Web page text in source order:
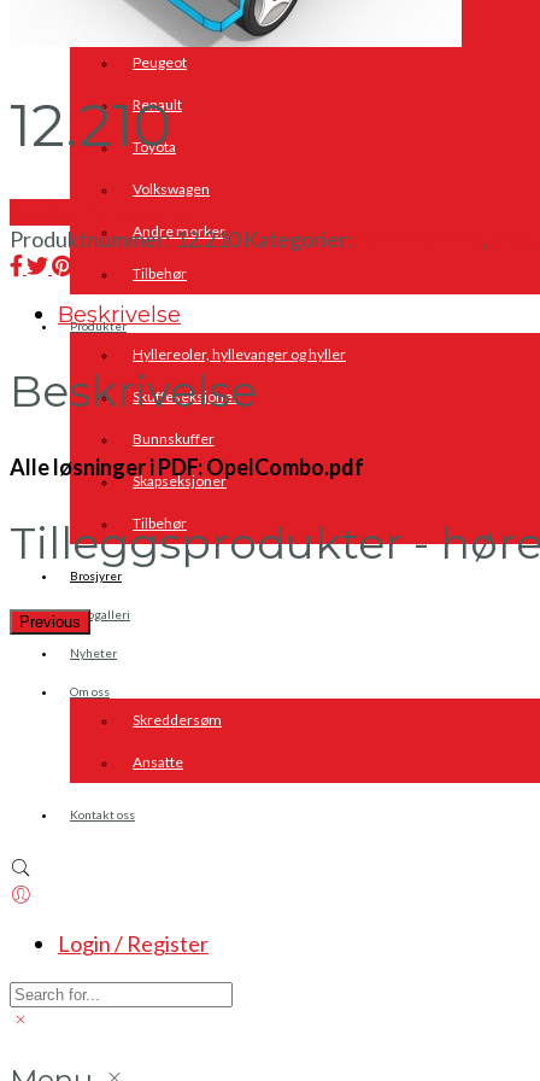
Opel
Peugeot
Renault
Toyota
Volkswagen
Andre merker
Tilbehør
Produkter
Hyllereoler, hyllevanger og hyller
Skuffeseksjoner
Bunnskuffer
Skapseksjoner
Tilbehør
Brosjyrer
Fotogalleri
Nyheter
Om oss
Skreddersøm
Ansatte
Kontakt oss
Login / Register
12.210
Produktnummer:12.210 Kategorier: , ,
Beskrivelse
Beskrivelse
Alle løsninger i PDF: OpelCombo.pdf
Tilleggsprodukter -
Previous